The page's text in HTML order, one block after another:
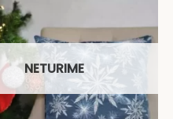
NETURIME